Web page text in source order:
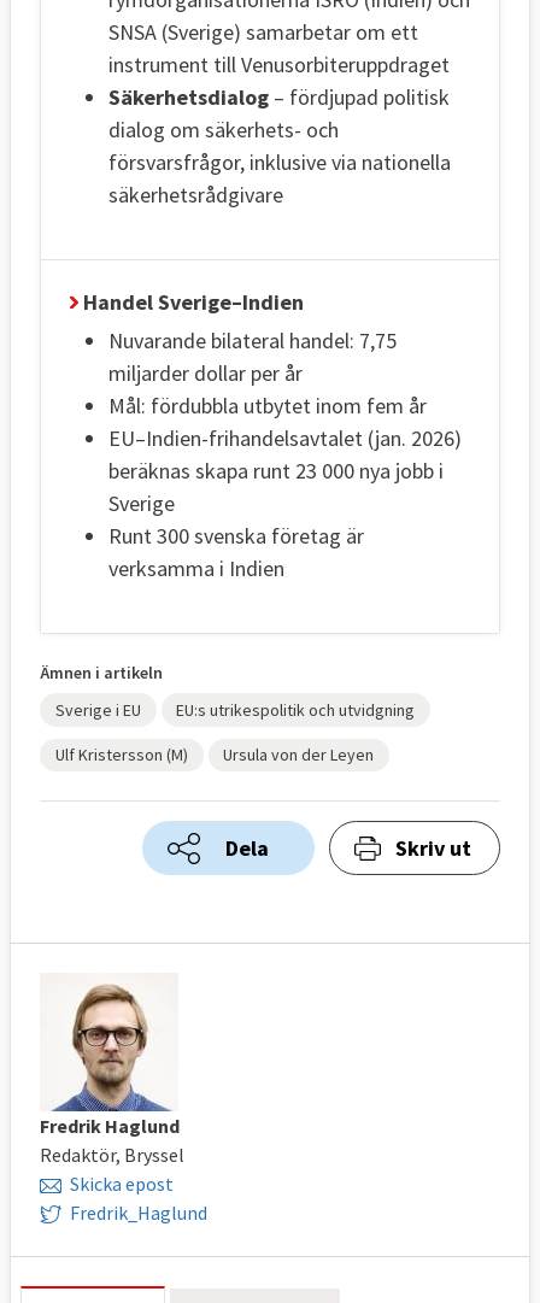
SNSA (Sverige) samarbetar om ett
instrument till Venusorbiteruppdraget
Säkerhetsdialog – fördjupad politisk
dialog om säkerhets- och
försvarsfrågor, inklusive via nationella
säkerhetsrådgivare
Handel Sverige–Indien
Nuvarande bilateral handel: 7,75
miljarder dollar per år
Mål: fördubbla utbytet inom fem år
EU–Indien-frihandelsavtalet (jan. 2026)
beräknas skapa runt 23 000 nya jobb i
Sverige
Runt 300 svenska företag är
verksamma i Indien
Ämnen i artikeln
Sverige i EU
EU:s utrikespolitik och utvidgning
Ulf Kristersson (M) Ursula von der Leyen
Dela Skriv ut
Fredrik Haglund
Redaktör, Bryssel
Skicka epost
Fredrik_Haglund